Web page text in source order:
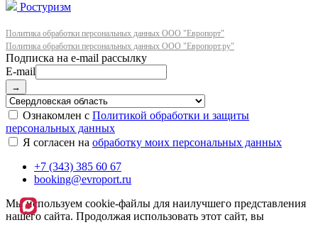
Ростуризм
Политика обработки персональных данных ООО "Европорт"
Политика обработки персональных данных ООО "Европорт.ру"
E-mail
→
Ознакомлен с Политикой обработки и защиты
персональных данных
Я согласен на обработку моих персональных данных
+7 (343) 385 60 67
booking@evroport.ru
Мы используем cookie-файлы для наилучшего представления
нашего сайта. Продолжая использовать этот сайт, вы